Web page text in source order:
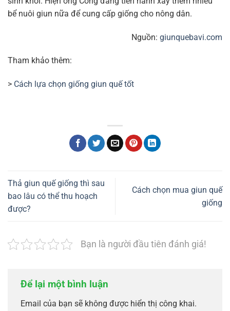
bể nuôi giun nữa để cung cấp giống cho nông dân.
Nguồn: giunquebavi.com
Tham khảo thêm:
> Cách lựa chọn giống giun quế tốt
Thả giun quế giống thì sau
bao lâu có thể thu hoạch
được?
Cách chọn mua giun quế
giống
Bạn là người đầu tiên đánh giá!
Để lại một bình luận
Email của bạn sẽ không được hiển thị công khai.